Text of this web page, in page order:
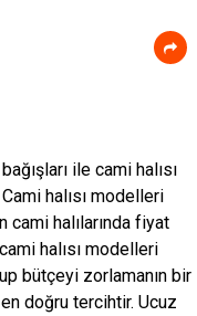
ile cami halısı
halısı modelleri
halılarında fiyat
halısı modelleri
bütçeyi zorlamanın bir
doğru tercihtir. Ucuz